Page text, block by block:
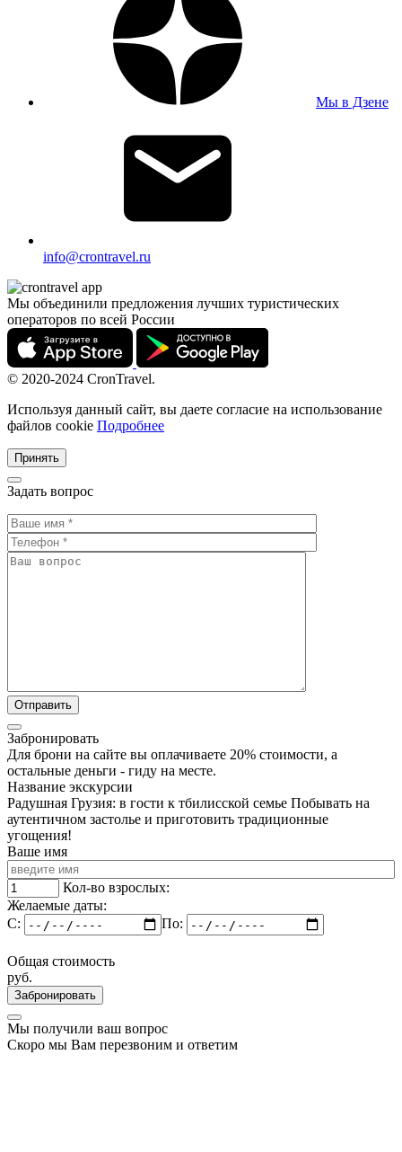
Мы в Дзене
info@crontravel.ru
Мы объединили предложения лучших туристических
операторов по всей России
© 2020-2024 CronTravel.
Используя данный сайт, вы даете согласие на использование
файлов cookie Подробнее
Принять
Задать вопрос
Забронировать
Для брони на сайте вы оплачиваете 20% стоимости, а
остальные деньги - гиду на месте.
Название экскурсии
Радушная Грузия: в гости к тбилисской семье Побывать на
аутентичном застолье и приготовить традиционные
угощения!
Ваше имя
Кол-во взрослых:
Желаемые даты:
C:
По:
Общая стоимость
руб.
Забронировать
Мы получили ваш вопрос
Скоро мы Вам перезвоним и ответим